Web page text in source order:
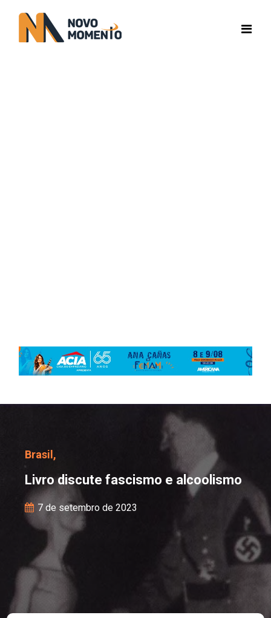
Livro discute fascismo
Brasil,
Livro discute fascismo e alcoolismo
7 de setembro de 2023